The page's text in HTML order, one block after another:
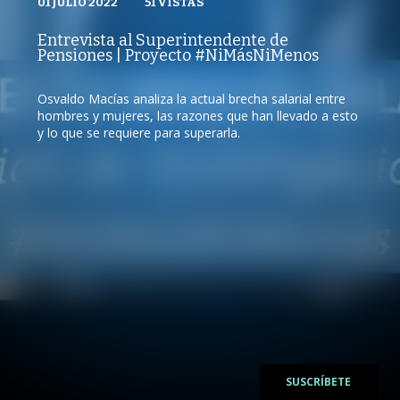
#NIMÁSNIMENOS 01 JULIO 2022
REPRODUCCIONES
VISTAS
Entrevista al Superintendente de
Pensiones | Proyecto #NiMásNiMenos
Osvaldo Macías analiza la actual brecha salarial entre
hombres y mujeres, las razones que han llevado a esto
y lo que se requiere para superarla.
SUSCRÍBETE
VISTAS
/